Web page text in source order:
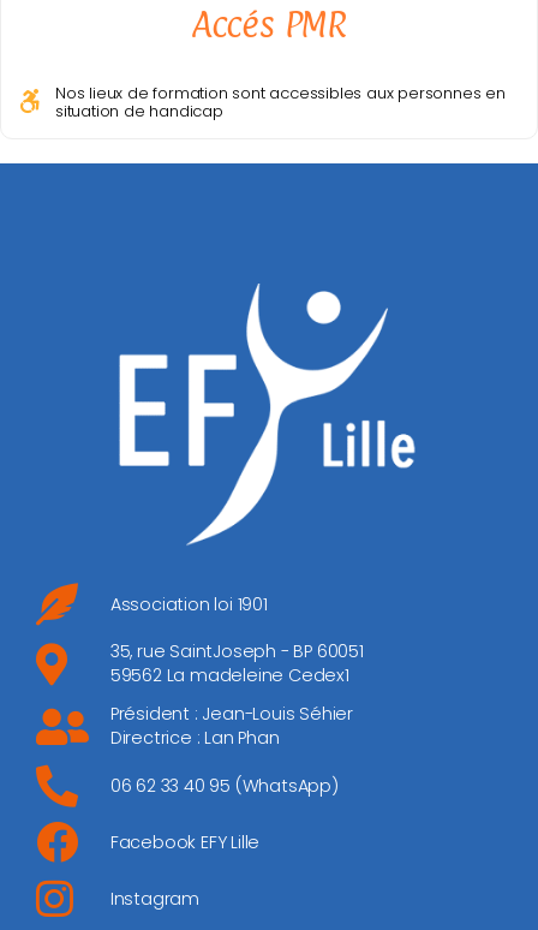
Accés PMR
Nos lieux de formation sont accessibles aux personnes en
situation de handicap
Association loi 1901
35, rue SaintJoseph - BP 60051
59562 La madeleine Cedex1
Président : Jean-Louis Séhier
Directrice : Lan Phan
06 62 33 40 95 (WhatsApp)
Facebook EFY Lille
Instagram